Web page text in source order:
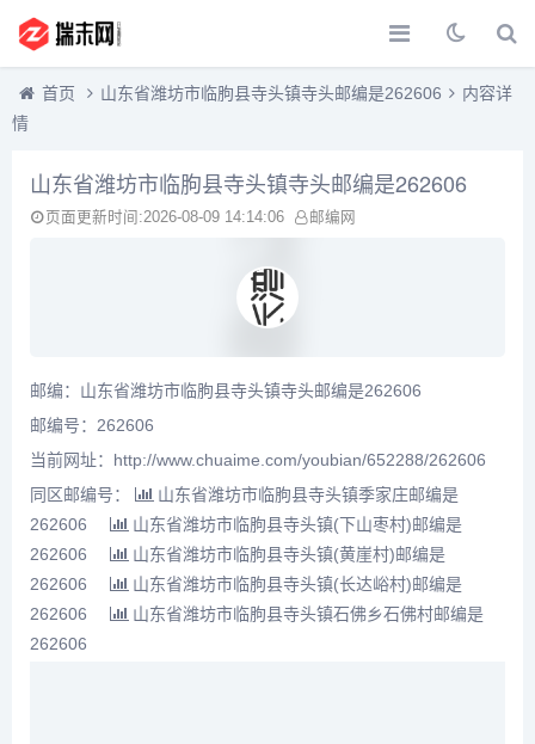
首页 山东省潍坊市临朐县寺头镇寺头邮编是262606
内容详
情
山东省潍坊市临朐县寺头镇寺头邮编是262606
页面更新时间:2026-08-09 14:14:06 邮编网
邮编：山东省潍坊市临朐县寺头镇寺头邮编是262606
邮编号：262606
当前网址：http://www.chuaime.com/youbian/652288/262606
同区邮编号：
山东省潍坊市临朐县寺头镇季家庄邮编是
262606
山东省潍坊市临朐县寺头镇(下山枣村)邮编是
262606
山东省潍坊市临朐县寺头镇(黄崖村)邮编是
262606
山东省潍坊市临朐县寺头镇(长达峪村)邮编是
262606
山东省潍坊市临朐县寺头镇石佛乡石佛村邮编是
262606